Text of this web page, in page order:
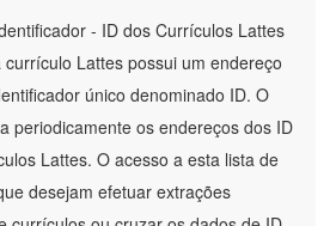
- ID dos Currículos Lattes
currículo Lattes possui um endereço
único denominado ID. O
periodicamente os endereços dos ID
Lattes. O acesso a esta lista de
desejam efetuar extrações